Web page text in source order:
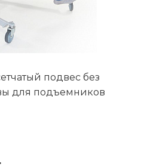
подвес без
для подъемников